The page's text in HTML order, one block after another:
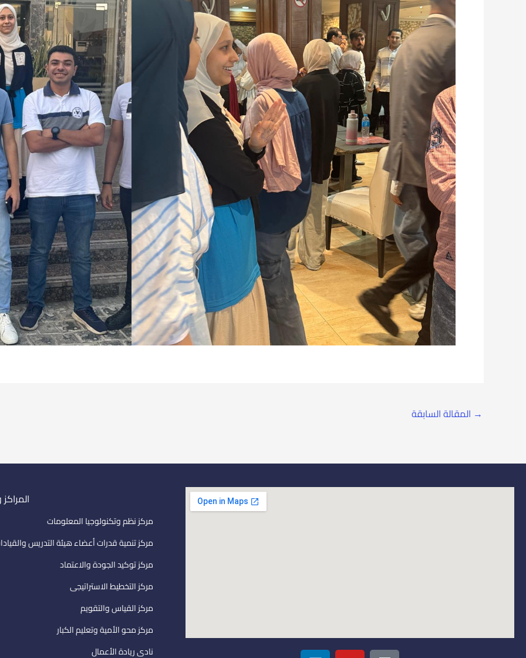
→ المقالة السابقة
I
Y
L
مركز نظم وتكنولوجيا المعلومات
مركز تنمية قدرات أعضاء هيئة التدريس
مركز توكيد الجودة والاعتماد
مركز التخطيط الاستراتيجى
مركز القياس والتقويم
مركز محو الأمية وتعليم الكبار
نادى ريادة الأعمال